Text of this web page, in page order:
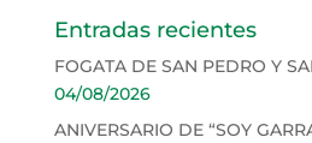
Entradas recientes
FOGATA DE SAN PEDRO Y
04/08/2026
ANIVERSARIO DE “SOY